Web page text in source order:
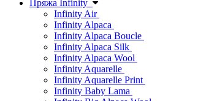
Пряжа Infinity
Infinity Air
Infinity Alpaca
Infinity Alpaca Boucle
Infinity Alpaca Silk
Infinity Alpaca Wool
Infinity Aquarelle
Infinity Aquarelle Print
Infinity Baby Lama